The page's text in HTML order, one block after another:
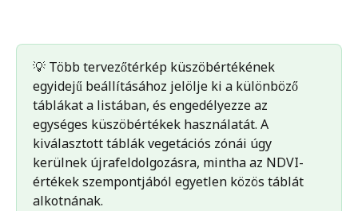
💡 Több tervezőtérkép küszöbértékének
egyidejű beállításához jelölje ki a különböző
táblákat a listában, és engedélyezze az
egységes küszöbértékek használatát. A
kiválasztott táblák vegetációs zónái úgy
kerülnek újrafeldolgozásra, mintha az NDVI-
értékek szempontjából egyetlen közös táblát
alkotnának.